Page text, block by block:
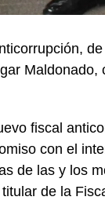
Maldonado,
fiscal
con el
de las y los
de la